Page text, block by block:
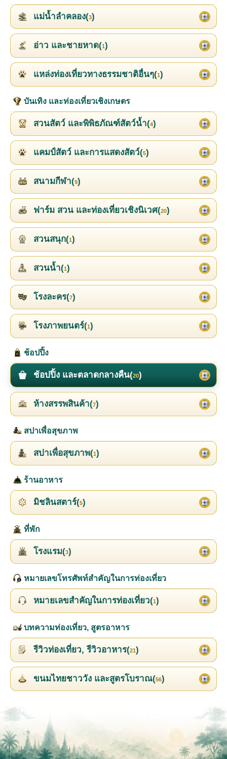
แม่น้ำลำคลอง(3)
อ่าว และชายหาด(1)
แหล่งท่องเที่ยวทางธรรมชาติอื่นๆ(1)
บันเทิง และท่องเที่ยวเชิงเกษตร
สวนสัตว์ และพิพิธภัณฑ์สัตว์น้ำ(4)
แคมป์สัตว์ และการแสดงสัตว์(5)
สนามกีฬา(9)
ฟาร์ม สวน และท่องเที่ยวเชิงนิเวศ(20)
สวนสนุก(1)
สวนน้ำ(1)
โรงละคร(7)
โรงภาพยนตร์(1)
ช้อปปิ้ง
ช้อปปิ้ง และตลาดกลางคืน(20)
ห้างสรรพสินค้า(7)
สปาเพื่อสุขภาพ
สปาเพื่อสุขภาพ(1)
ร้านอาหาร
มิชลินสตาร์(5)
ที่พัก
โรงแรม(3)
หมายเลขโทรศัพท์สำคัญในการท่องเที่ยว
หมายเลขสำคัญในการท่องเที่ยว(1)
บทความท่องเที่ยว, สูตรอาหาร
รีวิวท่องเที่ยว, รีวิวอาหาร(21)
ขนมไทยชาววัง และสูตรโบราณ(56)